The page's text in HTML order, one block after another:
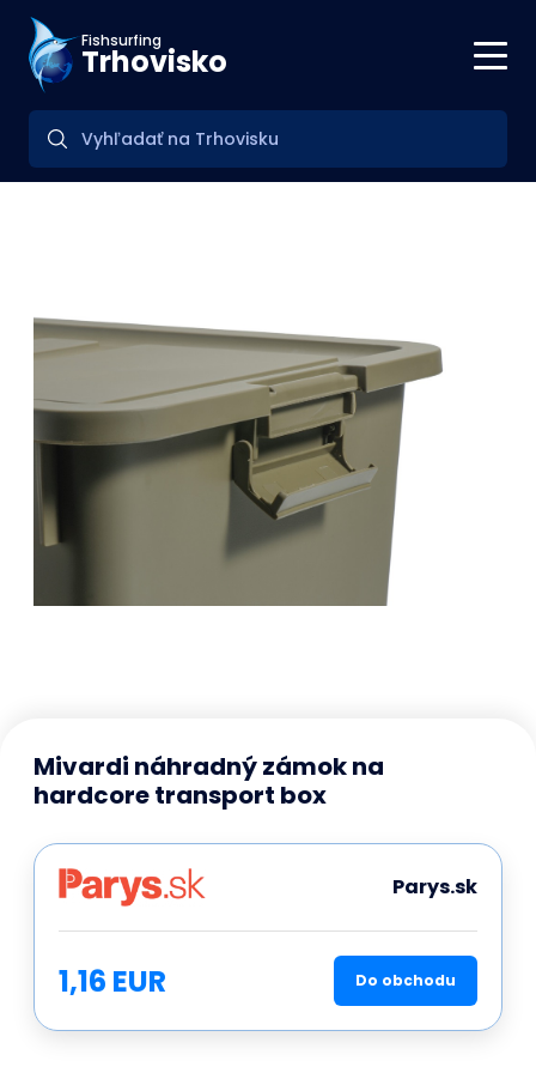
Fishsurfing
Trhovisko
Mivardi náhradný zámok na
hardcore transport box
Parys.sk
1,16 EUR Do obchodu